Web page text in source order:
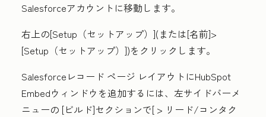
Salesforceアカウントに移動します。
右上の[Setup（セットアップ）](または[名前]>
[Setup（セットアップ）])をクリックします。
Salesforceレコード ページ レイアウトにHubSpot
Embedウィンドウを追加するには、左サイドバーメ
ニューの [ビルド]セクションで[ > リード/コンタク